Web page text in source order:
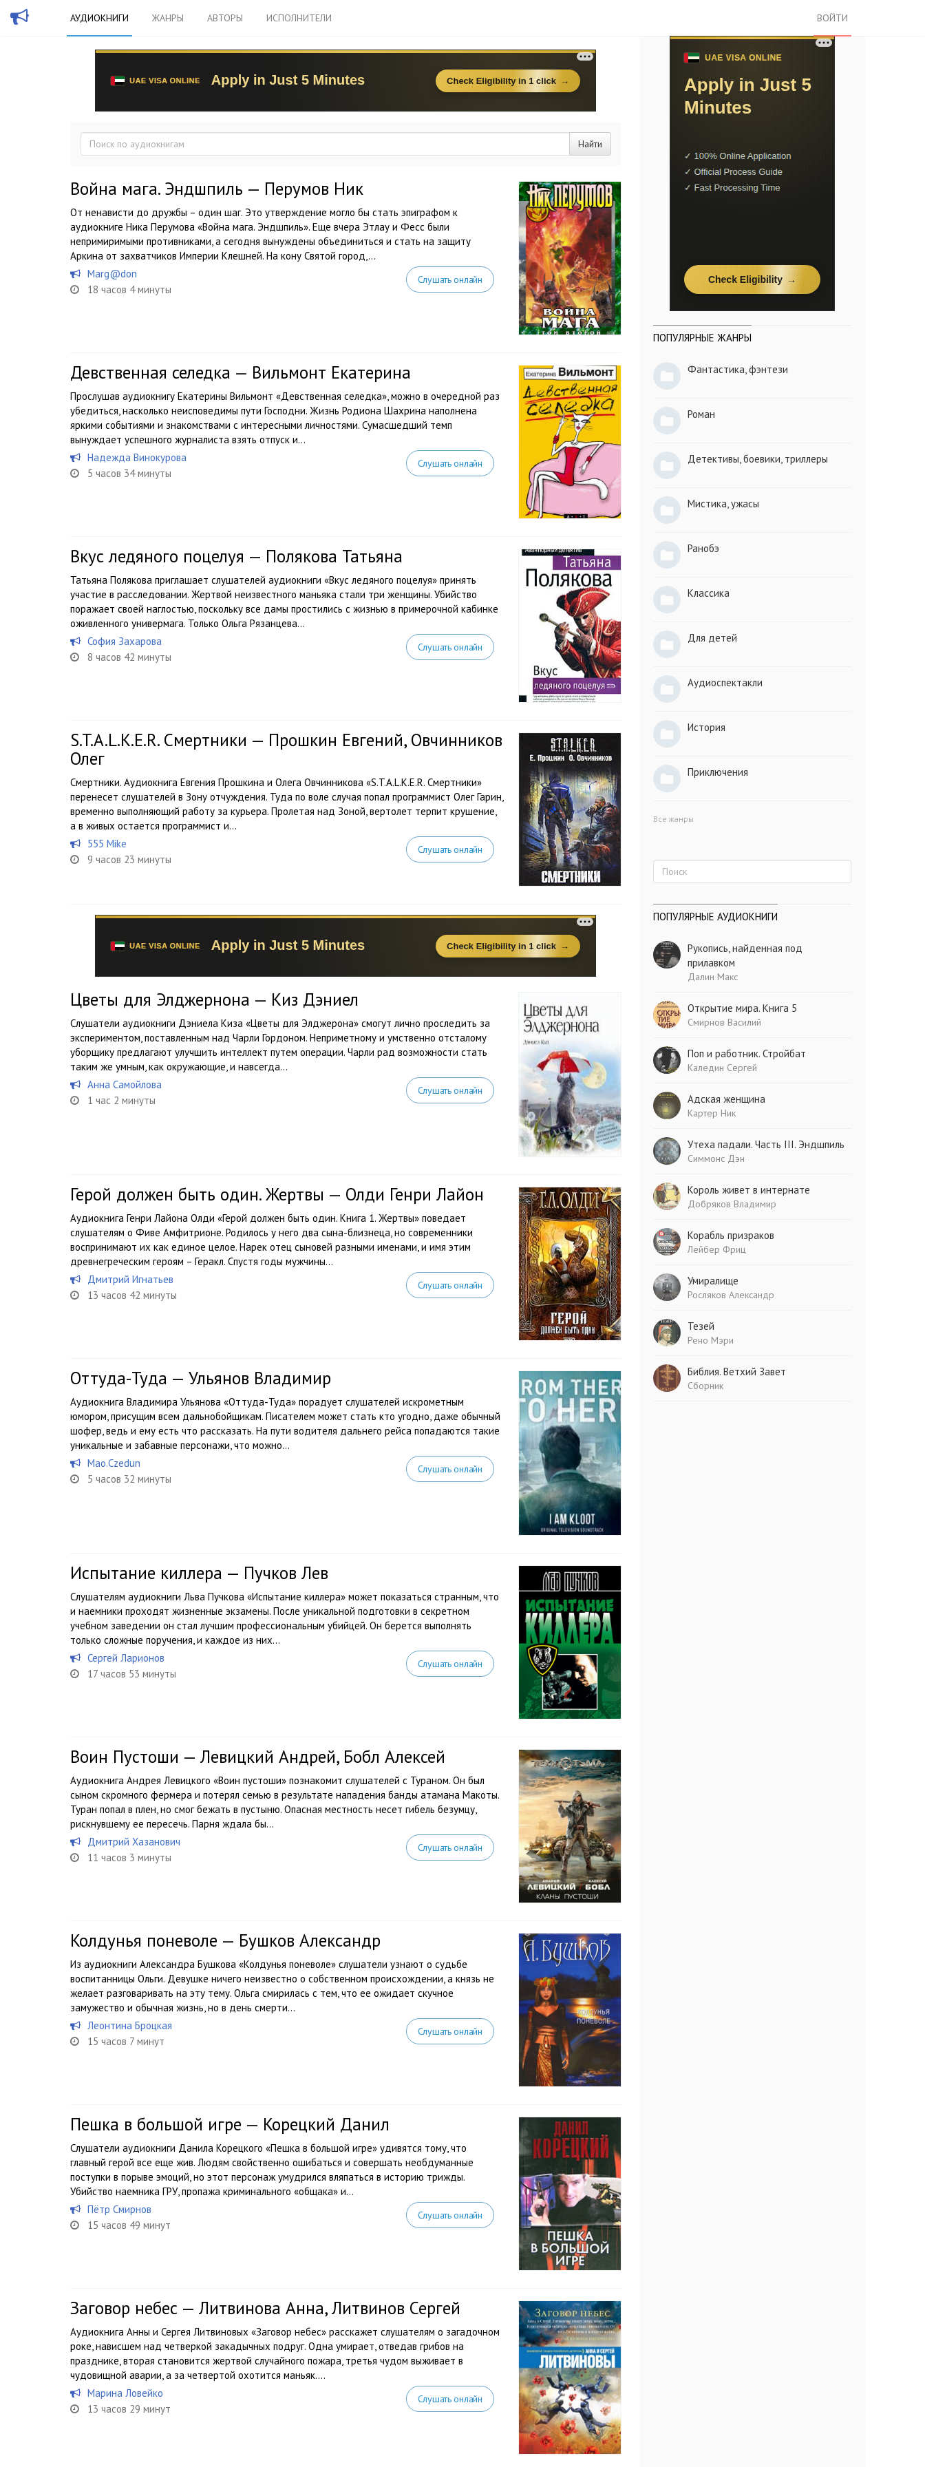
АУДИОКНИГИ ЖАНРЫ АВТОРЫ ИСПОЛНИТЕЛИ ВОЙТИ
Найти
Война мага. Эндшпиль — Перумов Ник
От ненависти до дружбы – один шаг. Это утверждение могло бы стать эпиграфом к
аудиокниге Ника Перумова «Война мага. Эндшпиль». Еще вчера Этлау и Фесс были
непримиримыми противниками, а сегодня вынуждены объединиться и стать на защиту
Аркина от захватчиков Империи Клешней. На кону Святой город,...
Marg@don
18 часов 4 минуты
Слушать онлайн
Девственная селедка — Вильмонт Екатерина
Прослушав аудиокнигу Екатерины Вильмонт «Девственная селедка», можно в очередной раз
убедиться, насколько неисповедимы пути Господни. Жизнь Родиона Шахрина наполнена
яркими событиями и знакомствами с интересными личностями. Сумасшедший темп
вынуждает успешного журналиста взять отпуск и...
Надежда Винокурова
5 часов 34 минуты
Слушать онлайн
Вкус ледяного поцелуя — Полякова Татьяна
Татьяна Полякова приглашает слушателей аудиокниги «Вкус ледяного поцелуя» принять
участие в расследовании. Жертвой неизвестного маньяка стали три женщины. Убийство
поражает своей наглостью, поскольку все дамы простились с жизнью в примерочной кабинке
оживленного универмага. Только Ольга Рязанцева...
София Захарова
8 часов 42 минуты
Слушать онлайн
S.T.A.L.K.E.R. Смертники — Прошкин Евгений, Овчинников
Олег
Смертники. Аудиокнига Евгения Прошкина и Олега Овчинникова «S.T.A.L.K.E.R. Смертники»
перенесет слушателей в Зону отчуждения. Туда по воле случая попал программист Олег Гарин,
временно выполняющий работу за курьера. Пролетая над Зоной, вертолет терпит крушение,
а в живых остается программист и...
555 Mike
9 часов 23 минуты
Слушать онлайн
Цветы для Элджернона — Киз Дэниел
Слушатели аудиокниги Дэниела Киза «Цветы для Элджерона» смогут лично проследить за
экспериментом, поставленным над Чарли Гордоном. Неприметному и умственно отсталому
уборщику предлагают улучшить интеллект путем операции. Чарли рад возможности стать
таким же умным, как окружающие, и навсегда...
Анна Самойлова
1 час 2 минуты
Слушать онлайн
Герой должен быть один. Жертвы — Олди Генри Лайон
Аудиокнига Генри Лайона Олди «Герой должен быть один. Книга 1. Жертвы» поведает
слушателям о Фиве Амфитрионе. Родилось у него два сына-близнеца, но современники
воспринимают их как единое целое. Нарек отец сыновей разными именами, и имя этим
древнегреческим героям – Геракл. Спустя годы мужчины...
Дмитрий Игнатьев
13 часов 42 минуты
Слушать онлайн
Оттуда-Туда — Ульянов Владимир
Аудиокнига Владимира Ульянова «Оттуда-Туда» порадует слушателей искрометным
юмором, присущим всем дальнобойщикам. Писателем может стать кто угодно, даже обычный
шофер, ведь и ему есть что рассказать. На пути водителя дальнего рейса попадаются такие
уникальные и забавные персонажи, что можно...
Mao.Czedun
5 часов 32 минуты
Слушать онлайн
Испытание киллера — Пучков Лев
Слушателям аудиокниги Льва Пучкова «Испытание киллера» может показаться странным, что
и наемники проходят жизненные экзамены. После уникальной подготовки в секретном
учебном заведении он стал лучшим профессиональным убийцей. Он берется выполнять
только сложные поручения, и каждое из них...
Сергей Ларионов
17 часов 53 минуты
Слушать онлайн
Воин Пустоши — Левицкий Андрей, Бобл Алексей
Аудиокнига Андрея Левицкого «Воин пустоши» познакомит слушателей с Тураном. Он был
сыном скромного фермера и потерял семью в результате нападения банды атамана Макоты.
Туран попал в плен, но смог бежать в пустыню. Опасная местность несет гибель безумцу,
рискнувшему ее пересечь. Парня ждала бы...
Дмитрий Хазанович
11 часов 3 минуты
Слушать онлайн
Колдунья поневоле — Бушков Александр
Из аудиокниги Александра Бушкова «Колдунья поневоле» слушатели узнают о судьбе
воспитанницы Ольги. Девушке ничего неизвестно о собственном происхождении, а князь не
желает разговаривать на эту тему. Ольга смирилась с тем, что ее ожидает скучное
замужество и обычная жизнь, но в день смерти...
Леонтина Броцкая
15 часов 7 минут
Слушать онлайн
Пешка в большой игре — Корецкий Данил
Слушатели аудиокниги Данила Корецкого «Пешка в большой игре» удивятся тому, что
главный герой все еще жив. Людям свойственно ошибаться и совершать необдуманные
поступки в порыве эмоций, но этот персонаж умудрился вляпаться в историю трижды.
Убийство наемника ГРУ, пропажа криминального «общака» и...
Пётр Смирнов
15 часов 49 минут
Слушать онлайн
Заговор небес — Литвинова Анна, Литвинов Сергей
Аудиокнига Анны и Сергея Литвиновых «Заговор небес» расскажет слушателям о загадочном
роке, нависшем над четверкой закадычных подруг. Одна умирает, отведав грибов на
празднике, вторая становится жертвой случайного пожара, третья чудом выживает в
чудовищной аварии, а за четвертой охотится маньяк....
Марина Ловейко
13 часов 29 минут
Слушать онлайн
ПОПУЛЯРНЫЕ ЖАНРЫ
Фантастика, фэнтези
Роман
Детективы, боевики, триллеры
Мистика, ужасы
Ранобэ
Классика
Для детей
Аудиоспектакли
История
Приключения
Все жанры
ПОПУЛЯРНЫЕ АУДИОКНИГИ
Рукопись, найденная под
прилавком
Далин Макс
Открытие мира. Книга 5
Смирнов Василий
Поп и работник. Стройбат
Каледин Сергей
Адская женщина
Картер Ник
Утеха падали. Часть III. Эндшпиль
Симмонс Дэн
Король живет в интернате
Добряков Владимир
Корабль призраков
Лейбер Фриц
Умиралище
Росляков Александр
Тезей
Рено Мэри
Библия. Ветхий Завет
Сборник